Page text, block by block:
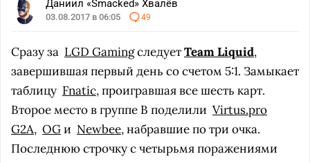
Даниил «Smacked» Хвалёв
03.08.2017 в 06:05 49
Сразу за LGD GamingследуетTeam Liquid,
завершившая первый день со счетом 5:1. Замыкает
таблицу Fnatic, проигравшая все шесть карт.
Второе место в группе B поделили Virtus.pro
G2A, OGи Newbee, набравшие по три очка.
Последнюю строчку с четырьмя поражениями